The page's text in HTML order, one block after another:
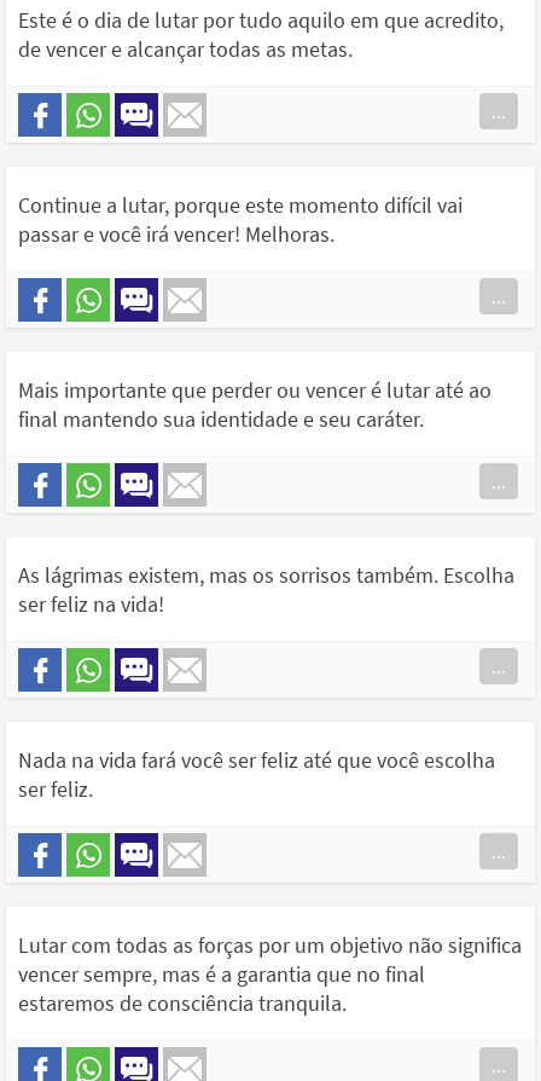
Este é o dia de lutar por tudo aquilo em que acredito,
de vencer e alcançar todas as metas.
...
Continue a lutar, porque este momento difícil vai
passar e você irá vencer! Melhoras.
...
Mais importante que perder ou vencer é lutar até ao
final mantendo sua identidade e seu caráter.
...
As lágrimas existem, mas os sorrisos também. Escolha
ser feliz na vida!
...
Nada na vida fará você ser feliz até que você escolha
ser feliz.
...
Lutar com todas as forças por um objetivo não significa
vencer sempre, mas é a garantia que no final
estaremos de consciência tranquila.
...